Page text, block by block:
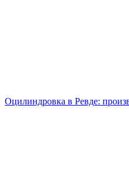
Оцилиндровка в Ревде: